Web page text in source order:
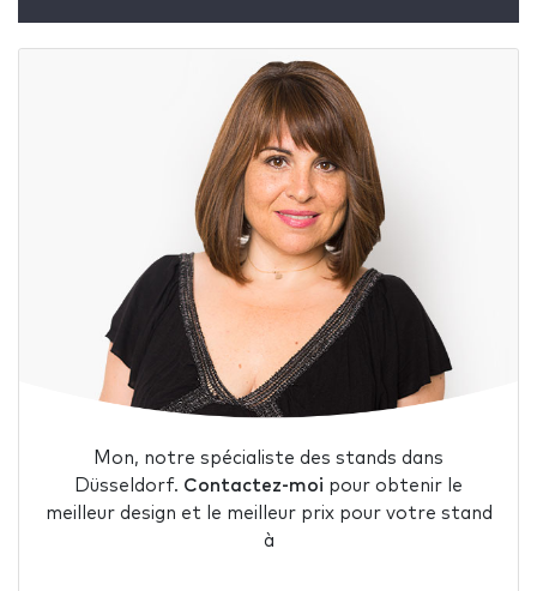
Mon, notre spécialiste des stands dans
Düsseldorf. Contactez-moi pour obtenir le
meilleur design et le meilleur prix pour votre stand
à